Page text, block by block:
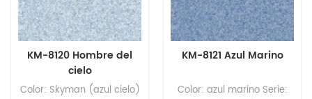
KM-8120 Hombre del
cielo
Color: Skyman (azul cielo)
KM-8121 Azul Marino
Color: azul marino Serie: